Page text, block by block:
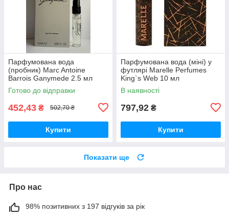
Парфумована вода
(пробник) Marc Antoine
Barrois Ganymede 2.5 мл
Готово до відправки
452,43 ₴ 502,70 ₴
Купити
Парфумована вода (міні) у
футлярі Marelle Perfumes
King`s Web 10 мл
В наявності
797,92 ₴
Купити
Показати ще
Про нас
98% позитивних з 197 відгуків за рік